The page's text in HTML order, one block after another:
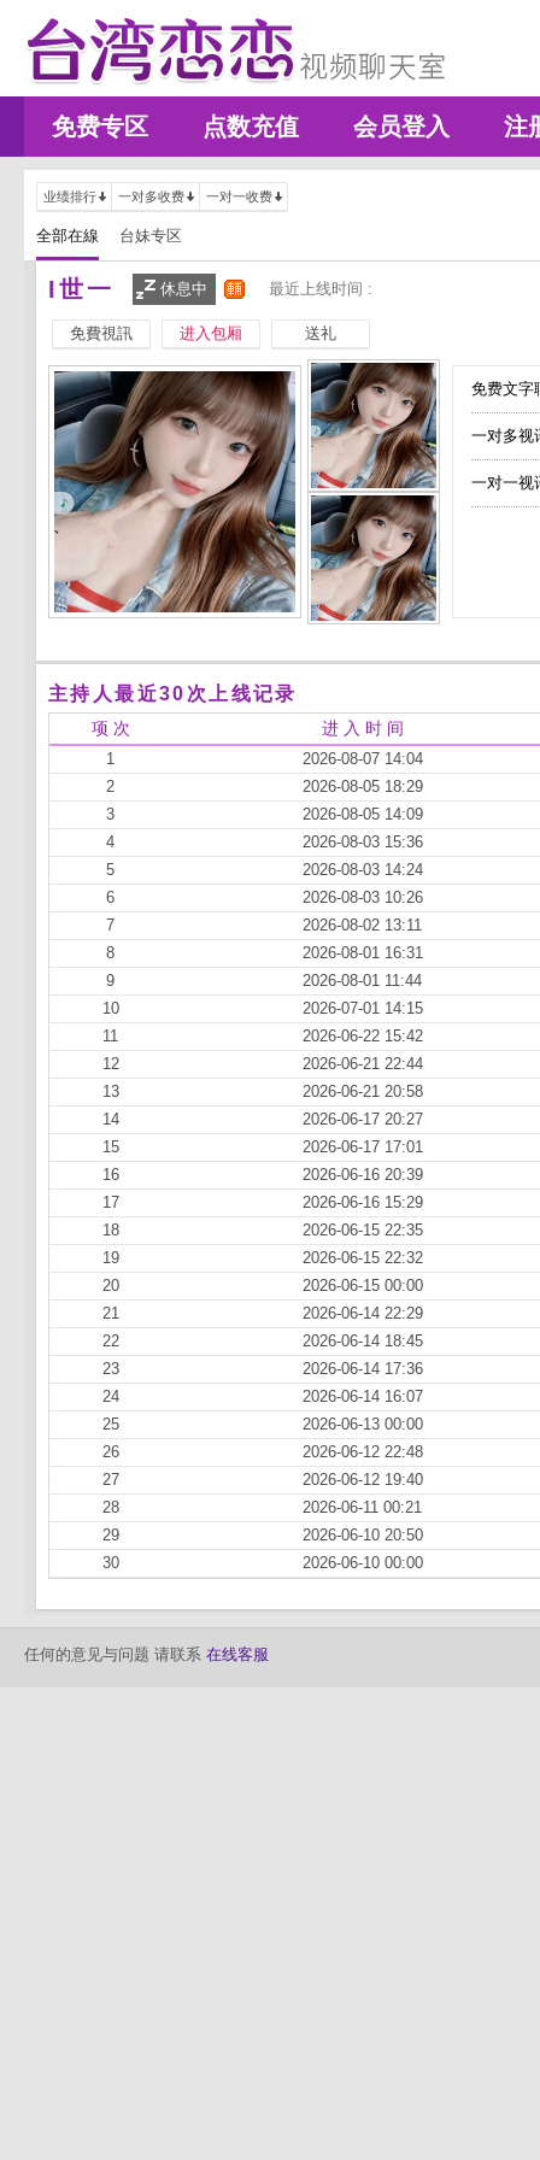
免费专区 点数充值 会员登入 注
业绩排行 一对多收费 一对一收费
全部在線 台妹专区
I世一 休息中 最近上线时间 :
免費視訊 进入包厢 送礼
免费文
一对多
一对一
主持人最近30次上线记录
项 次 进 入 时 间
1
2026-08-07 14:04
2
2026-08-05 18:29
3
2026-08-05 14:09
4
2026-08-03 15:36
5
2026-08-03 14:24
6
2026-08-03 10:26
7
2026-08-02 13:11
8
2026-08-01 16:31
9
2026-08-01 11:44
10
2026-07-01 14:15
11
2026-06-22 15:42
12
2026-06-21 22:44
13
2026-06-21 20:58
14
2026-06-17 20:27
15
2026-06-17 17:01
16
2026-06-16 20:39
17
2026-06-16 15:29
18
2026-06-15 22:35
19
2026-06-15 22:32
20
2026-06-15 00:00
21
2026-06-14 22:29
22
2026-06-14 18:45
23
2026-06-14 17:36
24
2026-06-14 16:07
25
2026-06-13 00:00
26
2026-06-12 22:48
27
2026-06-12 19:40
28
2026-06-11 00:21
29
2026-06-10 20:50
30
2026-06-10 00:00
任何的意见与问题 请联系 在线客服